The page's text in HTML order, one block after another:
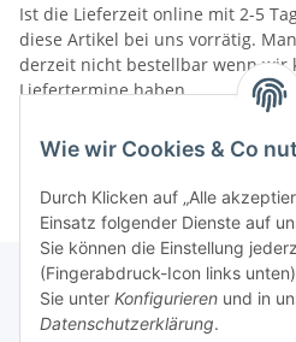
Wie wir Cookies & Co
Durch Klicken auf „Alle
Einsatz folgender Dienste auf
Sie können die Einstellung
(Fingerabdruck-Icon links
Sie unter Konfigurieren und in
Datenschutzerklärung.
Ist die Lieferzeit online mit 2-5
diese Artikel bei uns vorrätig.
derzeit nicht bestellbar wenn wir
Liefertermine haben.
Gesetzliche Informationen